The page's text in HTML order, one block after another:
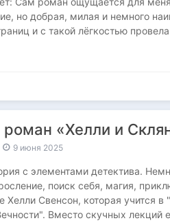
но добрая, милая и немного
и с такой лёгкостью
роман «Хелли и
9 июня 2025
с элементами детектива.
поиск себя, магия,
Хелли Свенсон, которая учится
Вместо скучных